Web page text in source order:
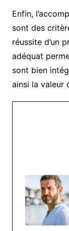
Enfin,
sont des
réussite d’un
adéquat
sont bien
ainsi la valeur